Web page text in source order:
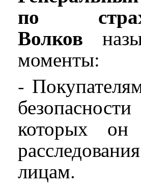
по
Волков
моменты:
-
которых он
лицам.